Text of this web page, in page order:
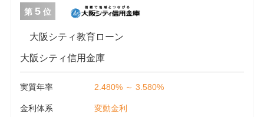
第 5 位
大阪シティ教育ローン
大阪シティ信用金庫
実質年率 2.480% ～ 3.580%
金利体系 変動金利